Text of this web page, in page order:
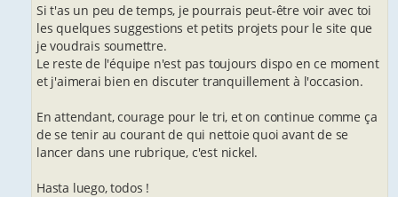
Si t'as un peu de temps, je pourrais peut-être voir avec toi
les quelques suggestions et petits projets pour le site que
je voudrais soumettre.
Le reste de l'équipe n'est pas toujours dispo en ce moment
et j'aimerai bien en discuter tranquillement à l'occasion.
En attendant, courage pour le tri, et on continue comme ça
de se tenir au courant de qui nettoie quoi avant de se
lancer dans une rubrique, c'est nickel.
Hasta luego, todos !